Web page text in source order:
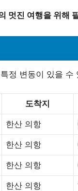
멋진 여행을 위해
정 변동이 있을
도착지
한산 의항
한산 의항
한산 의항
한산 의항